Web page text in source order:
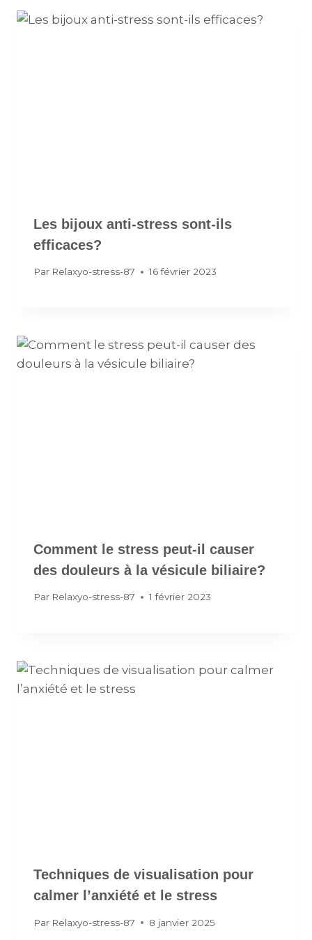
Les bijoux anti-stress sont-ils
efficaces?
Par Relaxyo-stress-87 16 février 2023
Comment le stress peut-il causer
des douleurs à la vésicule biliaire?
Par Relaxyo-stress-87 1 février 2023
Techniques de visualisation pour
calmer l’anxiété et le stress
Par Relaxyo-stress-87 8 janvier 2025